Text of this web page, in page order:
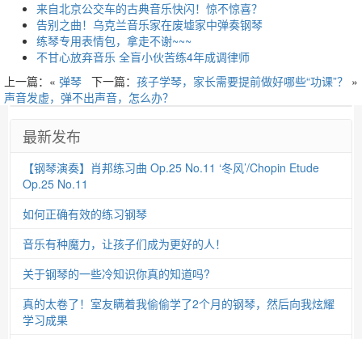
来自北京公交车的古典音乐快闪！惊不惊喜？
告别之曲！乌克兰音乐家在废墟家中弹奏钢琴
练琴专用表情包，拿走不谢~~~
不甘心放弃音乐 全盲小伙苦练4年成调律师
下一篇： 孩子学琴，家长需要提前做好哪些“功课”？ »
上一篇：« 弹琴
声音发虚，弹不出声音，怎么办？
最新发布
【钢琴演奏】肖邦练习曲 Op.25 No.11 ‘冬风’/Chopin Etude
Op.25 No.11
如何正确有效的练习钢琴
音乐有种魔力，让孩子们成为更好的人！
关于钢琴的一些冷知识你真的知道吗?
真的太卷了！室友瞒着我偷偷学了2个月的钢琴，然后向我炫耀
学习成果